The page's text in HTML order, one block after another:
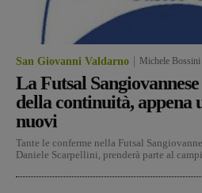
San Giovanni Valdarno Michele Bossini
La Futsal
della continuità, appena
nuovi
Tante le conferme nella Futsal
Daniele Scarpellini, prenderà parte al